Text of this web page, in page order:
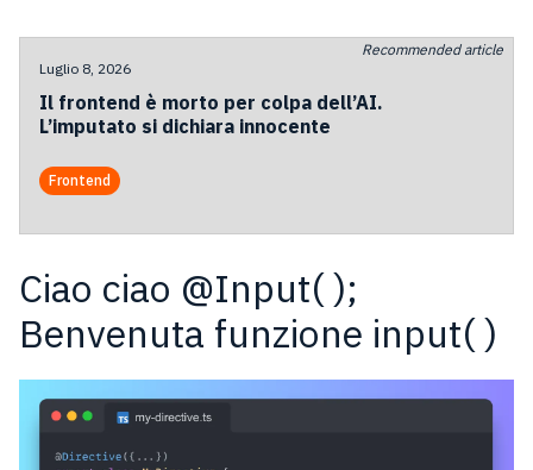
Recommended article
Luglio 8, 2026
Il frontend è morto per colpa dell’AI.
L’imputato si dichiara innocente
Frontend
Ciao ciao @Input( );
Benvenuta funzione input( )